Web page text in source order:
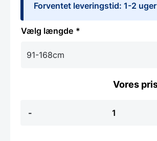
Forventet leveringstid: 1-2 uger
længde
-
Gardinstang,